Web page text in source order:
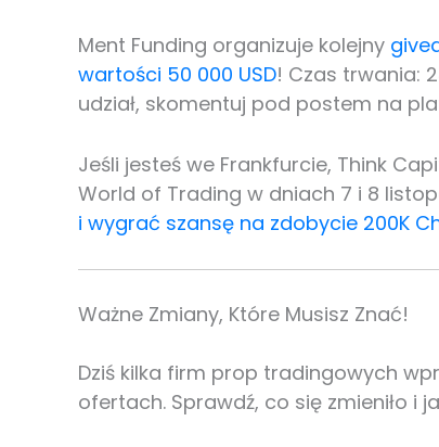
Ment Funding organizuje kolejny
wartości 50 000 USD! Czas trwania:
udział, skomentuj pod postem na
Jeśli jesteś we Frankfurcie, Think
World of Trading w dniach 7 i 8
i wygrać szansę na zdobycie 200K
Ważne Zmiany, Które Musisz Znać!
Dziś kilka firm prop tradingowych
ofertach. Sprawdź, co się zmieniło i